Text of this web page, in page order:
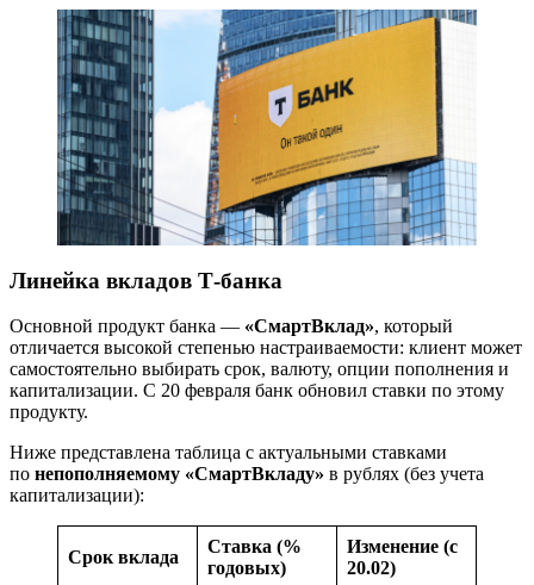
Линейка вкладов Т-банка
Основной продукт банка — «СмартВклад», который
отличается высокой степенью настраиваемости: клиент может
самостоятельно выбирать срок, валюту, опции пополнения и
капитализации. С 20 февраля банк обновил ставки по этому
продукту.
Ниже представлена таблица с актуальными ставками
по непополняемому «СмартВкладу» в рублях (без учета
капитализации):
Срок вклада
Ставка (%
годовых)
Изменение (с
20.02)